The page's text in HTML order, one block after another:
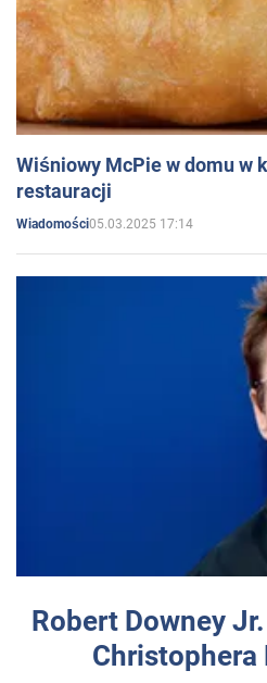
Wiśniowy McPie w domu w
restauracji
Wiadomości05.03.2025 17:14
Robert Downey
Christophera